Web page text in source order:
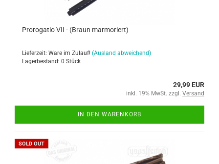
Prorogatio VII - (Braun marmoriert)
Lieferzeit: Ware im Zulauf! (Ausland abweichend)
Lagerbestand: 0 Stück
29,99 EUR
inkl. 19% MwSt. zzgl. Versand
IN DEN WARENKORB
SOLD OUT